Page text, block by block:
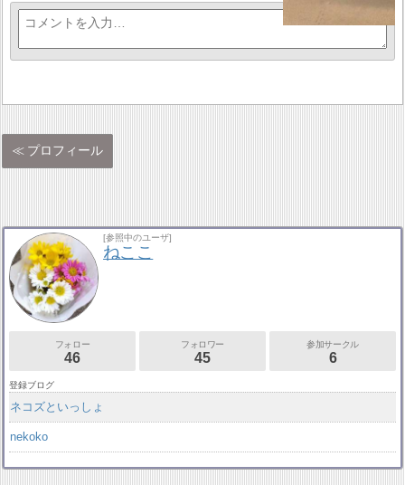
プロフィール
[参照中のユーザ]
ねここ
フォロー
46
フォロワー
45
参加サークル
6
登録ブログ
ネコズといっしょ
nekoko